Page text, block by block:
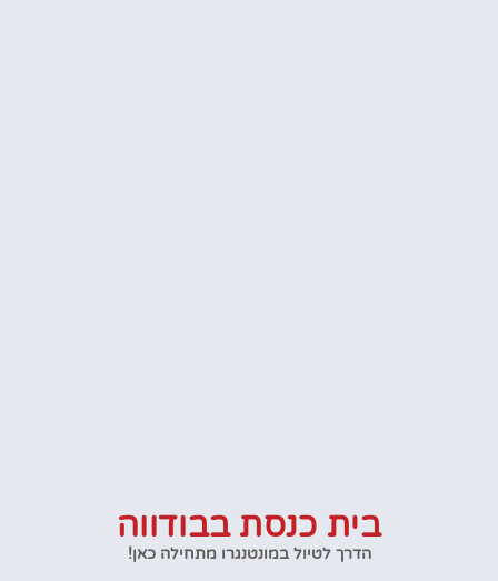
בית כנסת בבודווה
הדרך לטיול במונטנגרו מתחילה כאן!